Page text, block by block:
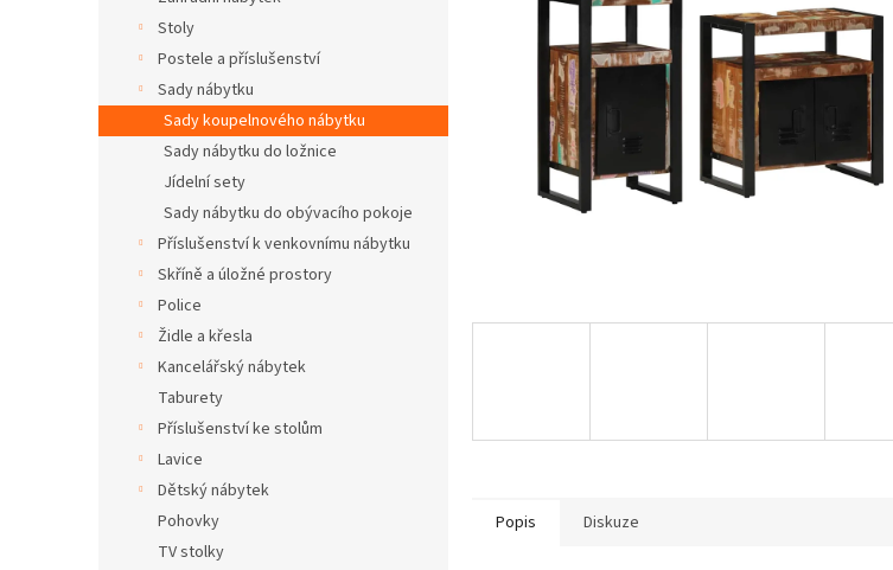
n
e
Stoly
Postele a příslušenství
Sady nábytku
Sady koupelnového nábytku
Sady nábytku do ložnice
Jídelní sety
Sady nábytku do obývacího pokoje
Příslušenství k venkovnímu nábytku
Skříně a úložné prostory
Police
Židle a křesla
Kancelářský nábytek
Taburety
Příslušenství ke stolům
Lavice
Dětský nábytek
Pohovky
TV stolky
Popis Diskuze